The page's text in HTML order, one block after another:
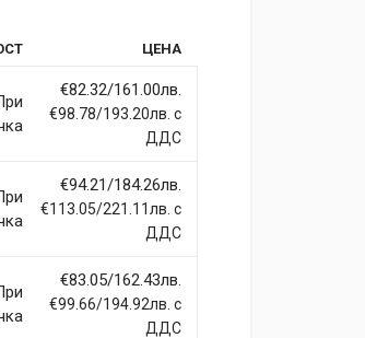
Vivamus commodo
Nullam neque justo, sodales
consectetur diam. Nulla
ЦЕНА
€82.32/161.00лв.
€98.78/193.20лв. с
ДДС
€94.21/184.26лв.
€113.05/221.11лв. с
ДДС
€83.05/162.43лв.
€99.66/194.92лв. с
ДДС